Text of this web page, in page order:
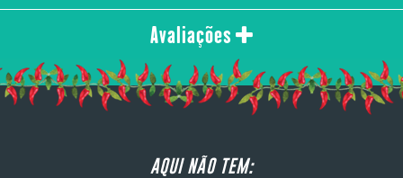
Avaliações
AQUI NÃO TEM: